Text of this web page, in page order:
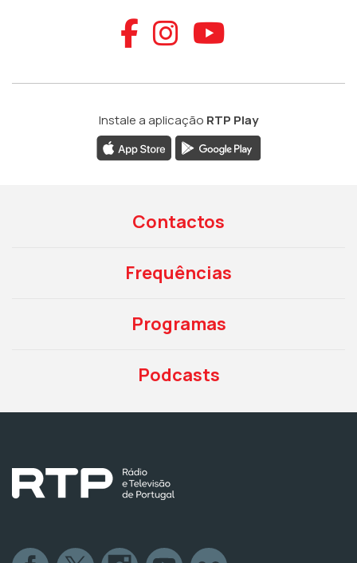
Aceder ao
Aceder ao
Aceder
Instale a aplicação RTP Play
Contactos
Frequências
Programas
Podcasts